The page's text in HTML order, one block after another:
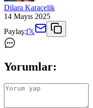
Dilara Karaçelik
14 Mayıs 2025
Paylaş:f𝕏
Yorumlar: